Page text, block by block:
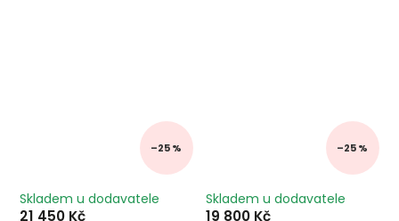
–25 %
Skladem u dodavatele
21 450 Kč
–25 %
Skladem u dodavatele
19 800 Kč